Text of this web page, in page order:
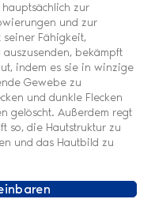
hauptsächlich zur
und zur
Fähigkeit,
auszusenden, bekämpft
indem es sie in winzige
Gewebe zu
und dunkle Flecken
gelöscht. Außerdem regt
so, die Hautstruktur zu
und das Hautbild zu